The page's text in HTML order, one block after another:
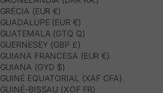
GRÉCIA (EUR €)
GUADALUPE (EUR €)
GUATEMALA (GTQ Q)
GUERNESEY (GBP £)
GUIANA FRANCESA (EUR €)
GUIANA (GYD $)
GUINÉ EQUATORIAL (XAF CFA)
GUINÉ-BISSAU (XOF FR)